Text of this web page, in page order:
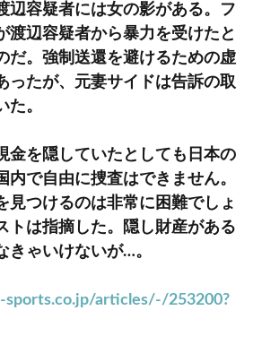
辺容疑者には女の影がある。フ
渡辺容疑者から暴力を受けたと
だ。強制送還を避けるための虚
ったが、元妻サイドは告訴の取
た。
金を隠していたとしても日本の
内で自由に捜査はできません。
見つけるのは非常に困難でしょ
トは指摘した。隠し財産がある
きゃいけないが…。
articles/-/253200?